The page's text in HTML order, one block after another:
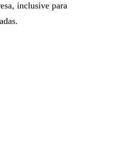
inclusive para